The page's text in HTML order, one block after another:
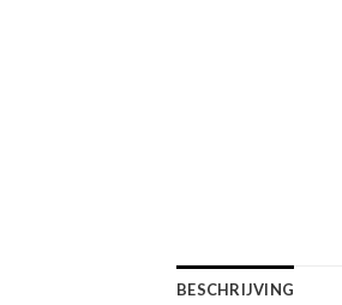
BESCHRIJVING